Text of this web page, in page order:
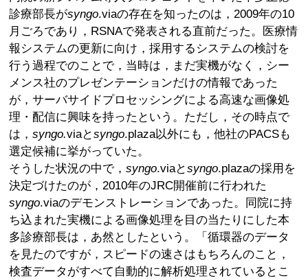
診療部長がsyngo.viaの存在を知ったのは，2009年の10
月ごろであり，RSNAで発表される直前だった。医療情
報システムの更新に向け，採用するシステムの検討を
行う過程でのことで，当時は，まだ実機がなく，シー
メンス社のプレゼンテーションだけの情報であった
が，サーバサイドプロセッシングによる高速な画像処
理・配信に興味を持ったという。ただし，その時点で
は，syngo.viaとsyngo.plaza以外にも，他社のPACSも
選定候補に挙がっていた。
そうした状況の中で，syngo.viaとsyngo.plazaの採用を
決定づけたのが，2010年のJRC開催前に行われた
syngo.viaのデモンストレーションであった。同院に持
ち込まれた実機による画像処理を目の当たりにした本
多診療部長は，あ然としたという。「循環器のデータ
を見たのですが，スピードの速さはもちろんのこと，
検査データがすべて自動的に解析処理されているとこ